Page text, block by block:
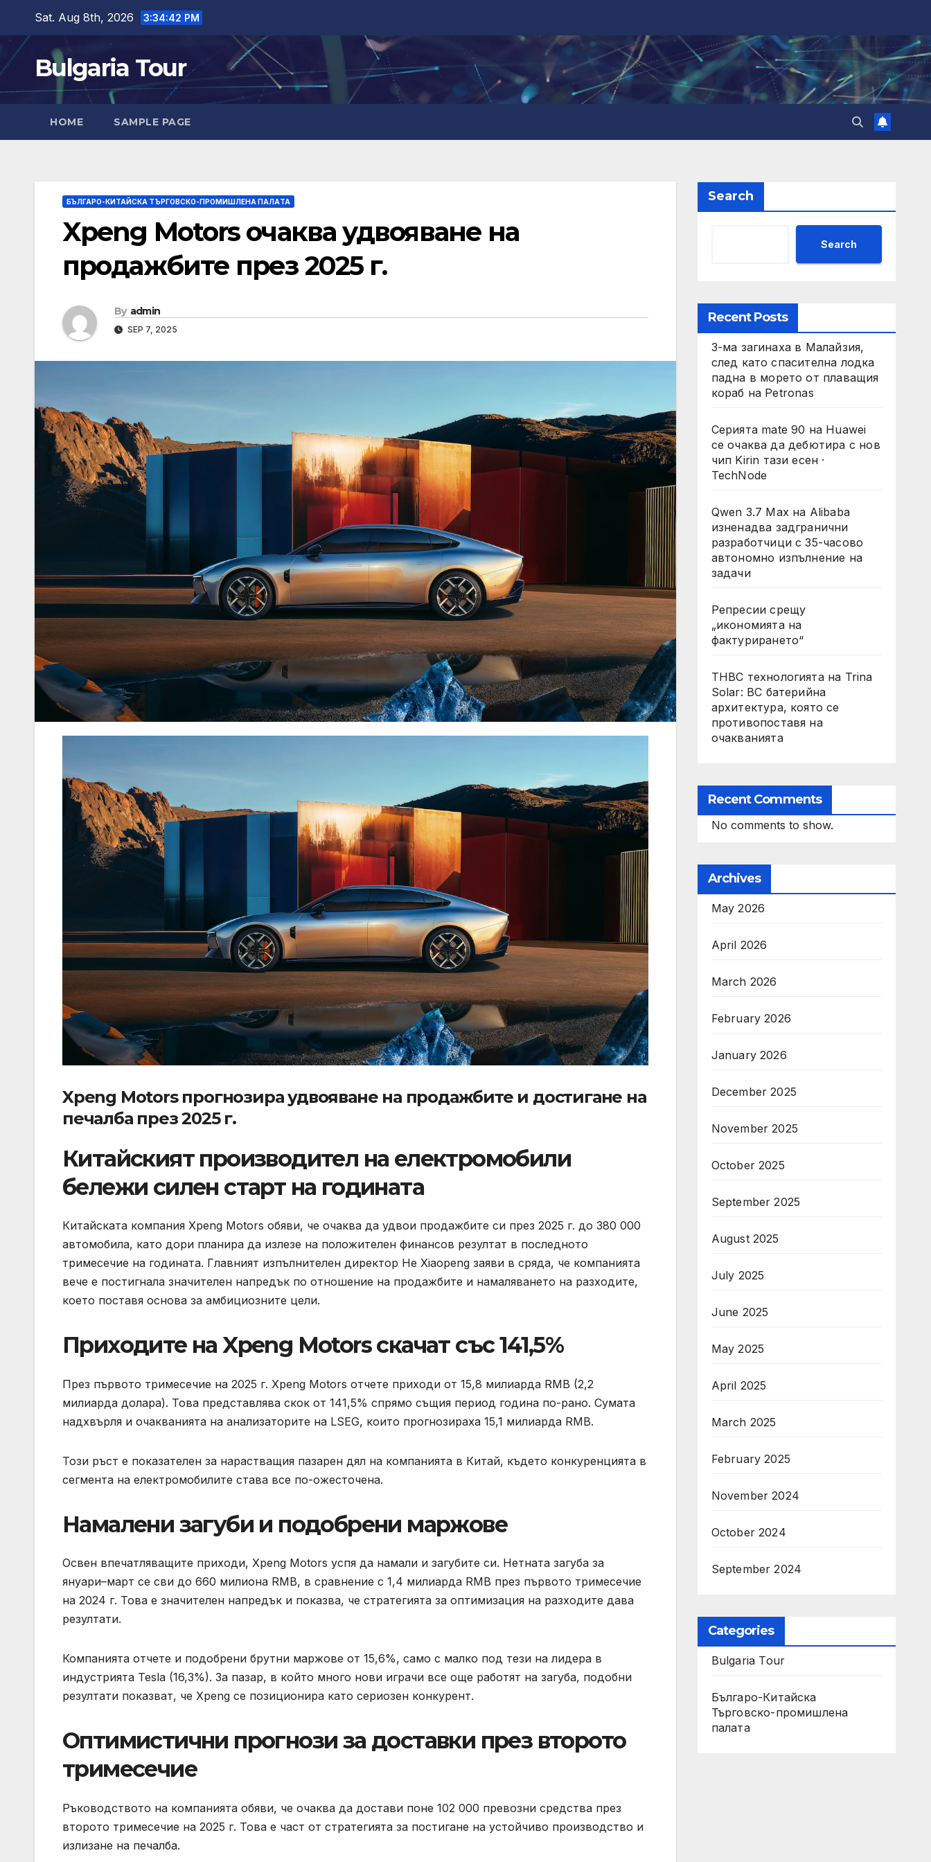
content
Sat. Aug 8th, 2026 3:34:44 PM
Bulgaria Tour
HOME SAMPLE PAGE
БЪЛГАРО-КИТАЙСКА ТЪРГОВСКО-ПРОМИШЛЕНА ПАЛAТА
Xpeng Motors очаква удвояване на
продажбите през 2025 г.
By admin
SEP 7, 2025
Xpeng Motors прогнозира удвояване на продажбите и достигане на
печалба през 2025 г.
Китайският производител на електромобили
бележи силен старт на годината
Китайската компания Xpeng Motors обяви, че очаква да удвои продажбите си през 2025 г. до 380 000
автомобила, като дори планира да излезе на положителен финансов резултат в последното
тримесечие на годината. Главният изпълнителен директор He Xiaopeng заяви в сряда, че компанията
вече е постигнала значителен напредък по отношение на продажбите и намаляването на разходите,
което поставя основа за амбициозните цели.
Приходите на Xpeng Motors скачат със 141,5%
През първото тримесечие на 2025 г. Xpeng Motors отчете приходи от 15,8 милиарда RMB (2,2
милиарда долара). Това представлява скок от 141,5% спрямо същия период година по-рано. Сумата
надхвърля и очакванията на анализаторите на LSEG, които прогнозираха 15,1 милиарда RMB.
Този ръст е показателен за нарастващия пазарен дял на компанията в Китай, където конкуренцията в
сегмента на електромобилите става все по-ожесточена.
Намалени загуби и подобрени маржове
Освен впечатляващите приходи, Xpeng Motors успя да намали и загубите си. Нетната загуба за
януари–март се сви до 660 милиона RMB, в сравнение с 1,4 милиарда RMB през първото тримесечие
на 2024 г. Това е значителен напредък и показва, че стратегията за оптимизация на разходите дава
резултати.
Компанията отчете и подобрени брутни маржове от 15,6%, само с малко под тези на лидера в
индустрията Tesla (16,3%). За пазар, в който много нови играчи все още работят на загуба, подобни
резултати показват, че Xpeng се позиционира като сериозен конкурент.
Оптимистични прогнози за доставки през второто
тримесечие
Ръководството на компанията обяви, че очаква да достави поне 102 000 превозни средства през
второто тримесечие на 2025 г. Това е част от стратегията за постигане на устойчиво производство и
излизане на печалба.
Search
Search
Recent Posts
3-ма загинаха в Малайзия,
след като спасителна лодка
падна в морето от плаващия
кораб на Petronas
Серията mate 90 на Huawei
се очаква да дебютира с нов
чип Kirin тази есен ·
TechNode
Qwen 3.7 Max на Alibaba
изненадва задгранични
разработчици с 35-часово
автономно изпълнение на
задачи
Репресии срещу
„икономията на
фактурирането“
THBC технологията на Trina
Solar: BC батерийна
архитектура, която се
противопоставя на
очакванията
Recent Comments
No comments to show.
Archives
May 2026
April 2026
March 2026
February 2026
January 2026
December 2025
November 2025
October 2025
September 2025
August 2025
July 2025
June 2025
May 2025
April 2025
March 2025
February 2025
November 2024
October 2024
September 2024
Categories
Bulgaria Tour
Българо-Китайска
Търговско-промишлена
палaта